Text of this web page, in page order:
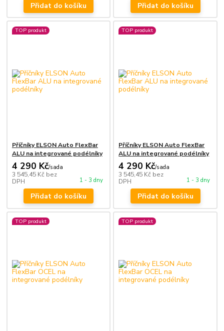
Přidat do košíku Přidat do košíku
TOP produkt
Příčníky ELSON Auto FlexBar
ALU na integrované podélníky
4 290 Kč/sada
3 545,45 Kč bez
DPH
1 - 3 dny
Přidat do košíku
TOP produkt
Příčníky ELSON Auto FlexBar
ALU na integrované podélníky
4 290 Kč/sada
3 545,45 Kč bez
DPH
1 - 3 dny
Přidat do košíku
TOP produkt TOP produkt